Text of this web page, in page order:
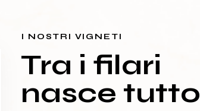
I NOSTRI VIGNETI
Tra i filari
nasce tutto